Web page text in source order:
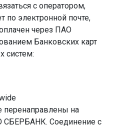
с оператором,
по электронной почте,
через ПАО
Банковских карт
систем:
перенаправлены на
Соединение с